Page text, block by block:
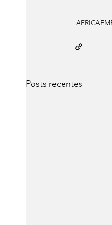
Posts recentes